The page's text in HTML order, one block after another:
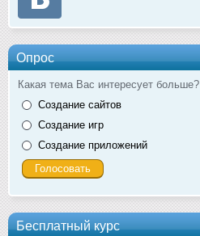
Опрос
Какая тема Вас интересует больше?
Создание сайтов
Создание игр
Создание приложений
Бесплатный курс